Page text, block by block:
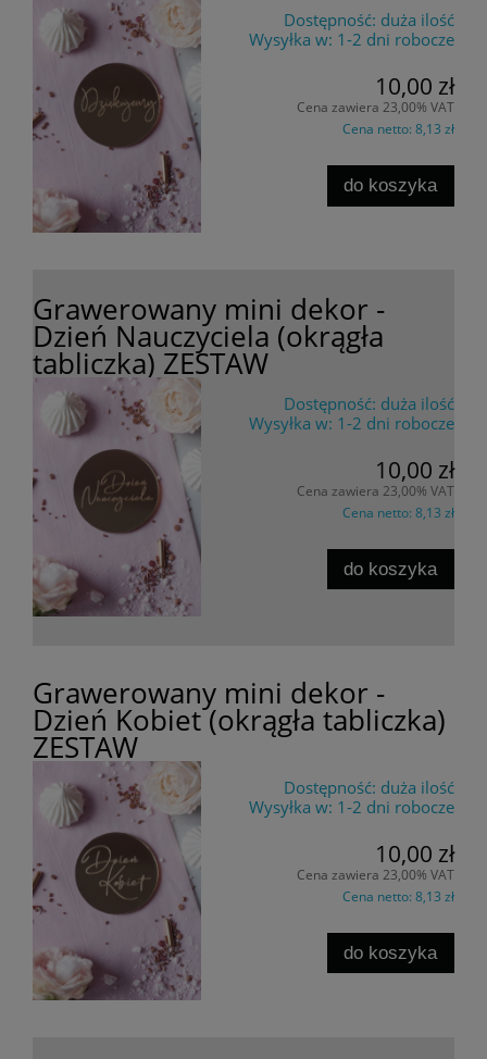
Dostępność: duża ilość
Wysyłka w: 1-2 dni robocze
10,00 zł
Cena zawiera 23,00% VAT
Cena netto: 8,13 zł
do koszyka
Grawerowany mini dekor -
Dzień Nauczyciela (okrągła
tabliczka) ZESTAW
Dostępność: duża ilość
Wysyłka w: 1-2 dni robocze
10,00 zł
Cena zawiera 23,00% VAT
Cena netto: 8,13 zł
do koszyka
Grawerowany mini dekor -
Dzień Kobiet (okrągła tabliczka)
ZESTAW
Dostępność: duża ilość
Wysyłka w: 1-2 dni robocze
10,00 zł
Cena zawiera 23,00% VAT
Cena netto: 8,13 zł
do koszyka